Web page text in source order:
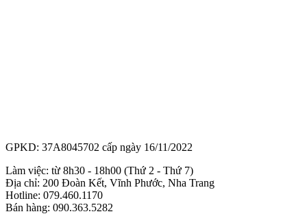
GPKD: 37A8045702 cấp ngày 16/11/2022
Làm việc: từ 8h30 - 18h00 (Thứ 2 - Thứ 7)
Địa chỉ: 200 Đoàn Kết, Vĩnh Phước, Nha Trang
Hotline: 079.460.1170
Bán hàng: 090.363.5282